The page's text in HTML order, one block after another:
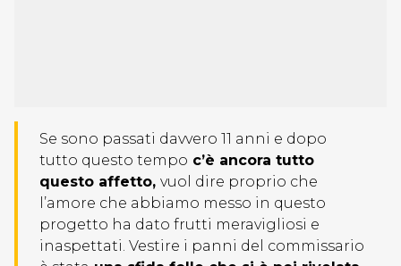
Se sono passati davvero 11 anni e dopo
tutto questo tempo c’è ancora tutto
questo affetto, vuol dire proprio che
l’amore che abbiamo messo in questo
progetto ha dato frutti meravigliosi e
inaspettati. Vestire i panni del commissario